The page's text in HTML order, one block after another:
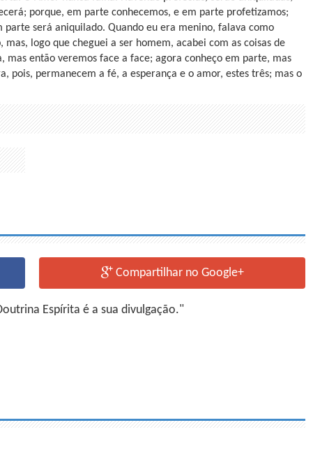
porque, em parte conhecemos, e em parte profetizamos;
será aniquilado. Quando eu era menino, falava como
logo que cheguei a ser homem, acabei com as coisas de
mas então veremos face a face; agora conheço em parte, mas
pois, permanecem a fé, a esperança e o amor, estes três; mas o
Compartilhar no Google+
Espírita é a sua divulgação."